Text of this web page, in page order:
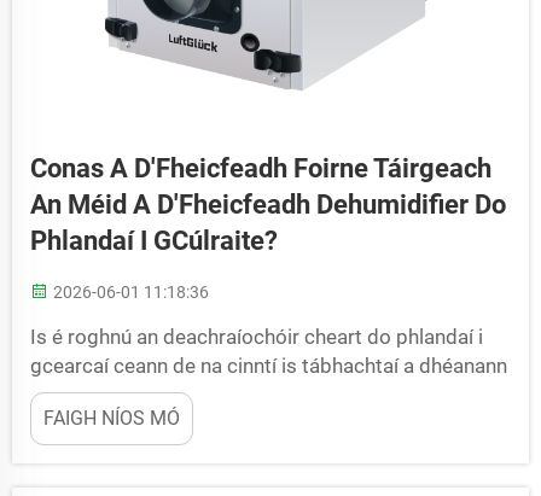
Conas A D'Fheicfeadh Foirne Táirgeach
An Méid A D'Fheicfeadh Dehumidifier Do
Phlandaí I GCúlraite?
2026-06-01 11:18:36
Is é roghnú an deachraíochóir cheart do phlandaí i
gcearcaí ceann de na cinntí is tábhachtaí a dhéanann
fásaithe. Tugann torthaí breise sa aer mualc, meilidh,
plúrú na mbarrán agus laghdú ar thorthaí an fhasa.
Déanann an méid cheart a shonrú ón dtús cinnte go
FAIGH NÍOS MÓ